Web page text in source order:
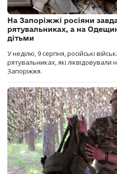
На Запоріжжі росіяни
рятувальниках, а на
дітьми
У неділю, 9 серпня, російські
рятувальниках, які ліквідовували
Запоріжжя.